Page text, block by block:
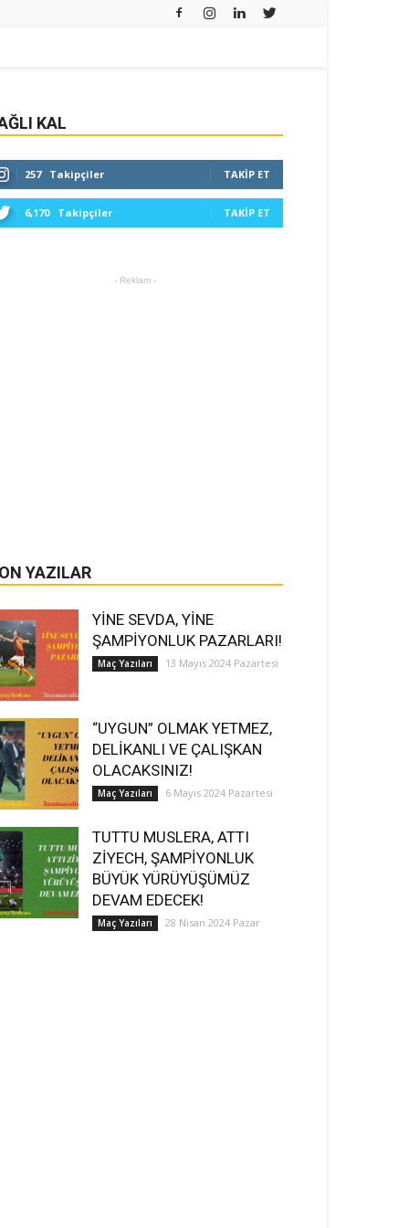
KAL
257 Takipçiler TAKIP ET
6,170 Takipçiler TAKIP ET
- Reklam -
YAZILAR
YİNE SEVDA, YİNE
ŞAMPİYONLUK PAZARLARI!
Maç Yazıları 13 Mayıs 2024 Pazartesi
“UYGUN” OLMAK YETMEZ,
DELİKANLI VE ÇALIŞKAN
OLACAKSINIZ!
Maç Yazıları 6 Mayıs 2024 Pazartesi
TUTTU MUSLERA, ATTI
ZİYECH, ŞAMPİYONLUK
BÜYÜK YÜRÜYÜŞÜMÜZ
DEVAM EDECEK!
Maç Yazıları 28 Nisan 2024 Pazar